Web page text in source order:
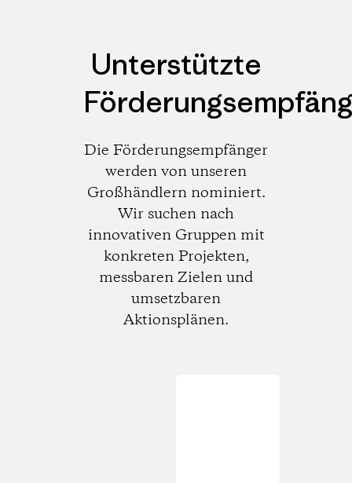
Unterstützte
Die Förderungsempfänger
werden von unseren
Großhändlern nominiert.
Wir suchen nach
innovativen Gruppen mit
konkreten Projekten,
messbaren Zielen und
umsetzbaren
Aktionsplänen.